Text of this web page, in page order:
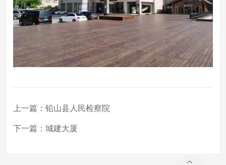
上一篇：铅山县人民检察院
下一篇：城建大厦